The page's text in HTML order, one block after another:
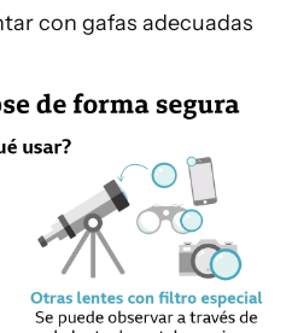
con gafas adecuadas